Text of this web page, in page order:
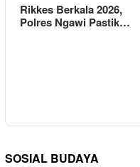
Rikkes Berkala 2026,
Polres Ngawi Pastik…
SOSIAL BUDAYA